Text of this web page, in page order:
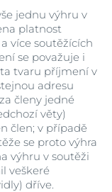
jednu výhru v
platnost
více soutěžících
se považuje i
tvaru příjmení v
adresu
členy jedné
věty)
člen; v případě
se proto výhra
výhru v soutěži
veškeré
dříve.